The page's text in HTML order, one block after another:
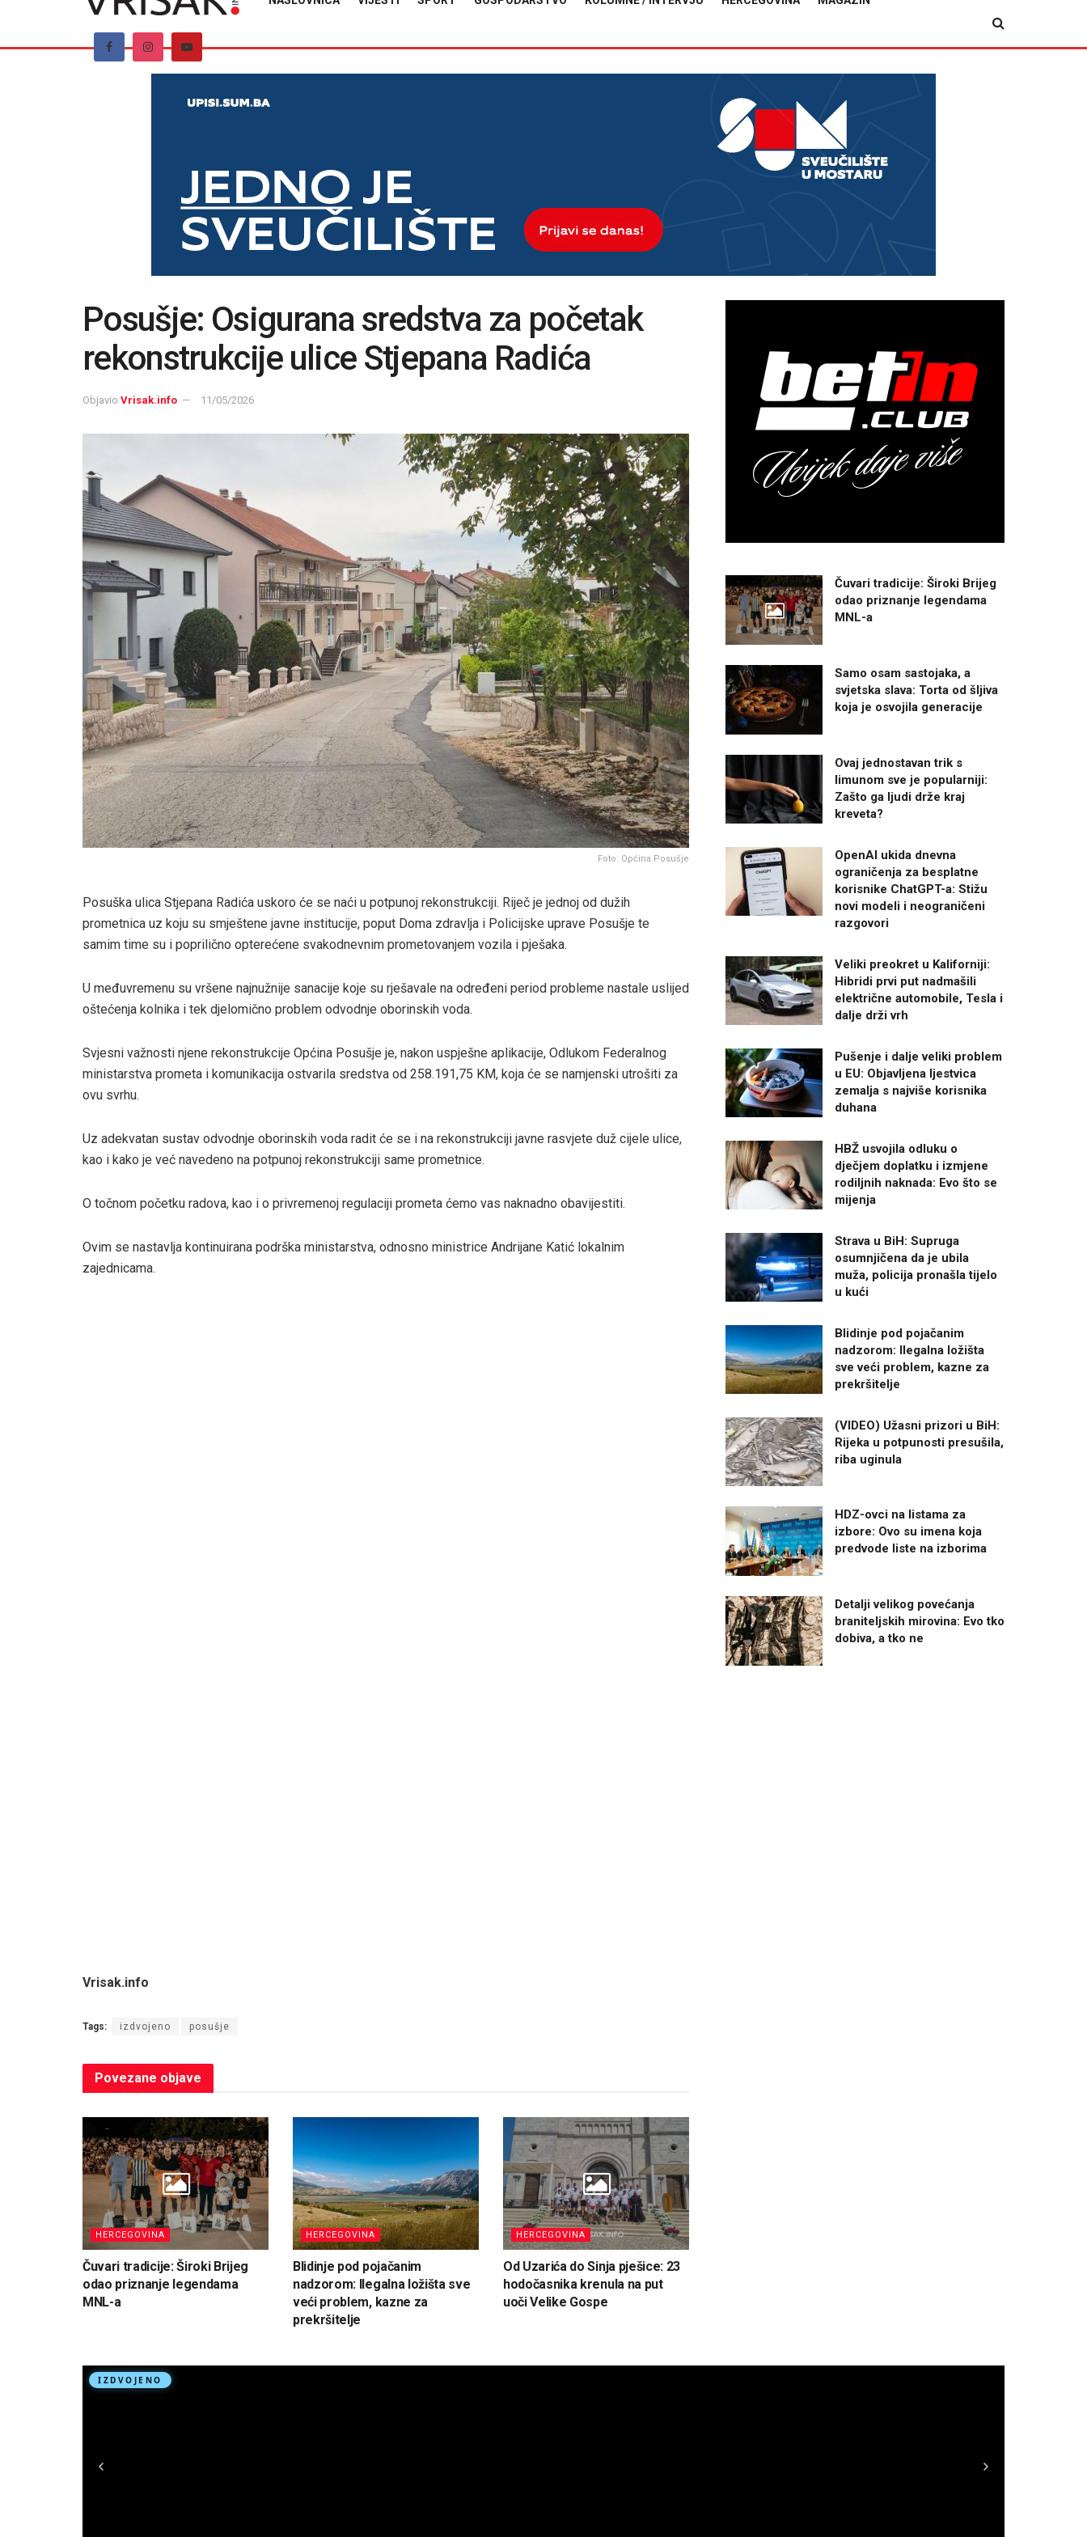
Posušje: Osigurana sredstva za početak
rekonstrukcije ulice Stjepana Radića
Objavio Vrisak.info 11/05/2026
Foto: Općina Posušje
Posuška ulica Stjepana Radića uskoro će se naći u potpunoj rekonstrukciji. Riječ je jednoj od dužih
prometnica uz koju su smještene javne institucije, poput Doma zdravlja i Policijske uprave Posušje te
samim time su i poprilično opterećene svakodnevnim prometovanjem vozila i pješaka.
U međuvremenu su vršene najnužnije sanacije koje su rješavale na određeni period probleme nastale uslijed
oštećenja kolnika i tek djelomično problem odvodnje oborinskih voda.
Svjesni važnosti njene rekonstrukcije Općina Posušje je, nakon uspješne aplikacije, Odlukom Federalnog
ministarstva prometa i komunikacija ostvarila sredstva od 258.191,75 KM, koja će se namjenski utrošiti za
ovu svrhu.
Uz adekvatan sustav odvodnje oborinskih voda radit će se i na rekonstrukciji javne rasvjete duž cijele ulice,
kao i kako je već navedeno na potpunoj rekonstrukciji same prometnice.
O točnom početku radova, kao i o privremenoj regulaciji prometa ćemo vas naknadno obavijestiti.
Ovim se nastavlja kontinuirana podrška ministarstva, odnosno ministrice Andrijane Katić lokalnim
zajednicama.
Vrisak.info
Tags: izdvojeno posušje
Povezane objave
HERCEGOVINA
Čuvari tradicije: Široki Brijeg
odao priznanje legendama
MNL-a
HERCEGOVINA
Blidinje pod pojačanim
nadzorom: Ilegalna ložišta sve
veći problem, kazne za
prekršitelje
HERCEGOVINA
Od Uzarića do Sinja pješice: 23
hodočasnika krenula na put
uoči Velike Gospe
Čuvari tradicije: Široki Brijeg
odao priznanje legendama
MNL-a
Samo osam sastojaka, a
svjetska slava: Torta od šljiva
koja je osvojila generacije
Ovaj jednostavan trik s
limunom sve je popularniji:
Zašto ga ljudi drže kraj
kreveta?
OpenAI ukida dnevna
ograničenja za besplatne
korisnike ChatGPT-a: Stižu
novi modeli i neograničeni
razgovori
Veliki preokret u Kaliforniji:
Hibridi prvi put nadmašili
električne automobile, Tesla i
dalje drži vrh
Pušenje i dalje veliki problem
u EU: Objavljena ljestvica
zemalja s najviše korisnika
duhana
HBŽ usvojila odluku o
dječjem doplatku i izmjene
rodiljnih naknada: Evo što se
mijenja
Strava u BiH: Supruga
osumnjičena da je ubila
muža, policija pronašla tijelo
u kući
Blidinje pod pojačanim
nadzorom: Ilegalna ložišta
sve veći problem, kazne za
prekršitelje
(VIDEO) Užasni prizori u BiH:
Rijeka u potpunosti presušila,
riba uginula
HDZ-ovci na listama za
izbore: Ovo su imena koja
predvode liste na izborima
Detalji velikog povećanja
braniteljskih mirovina: Evo tko
dobiva, a tko ne